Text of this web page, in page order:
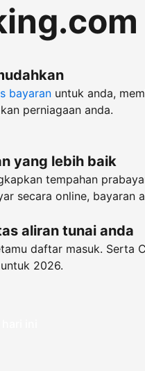
bayaran untuk anda,
perniagaan anda.
yang lebih baik
tempahan
secara online, bayaran
aliran tunai anda
daftar masuk. Serta
2026.
ini